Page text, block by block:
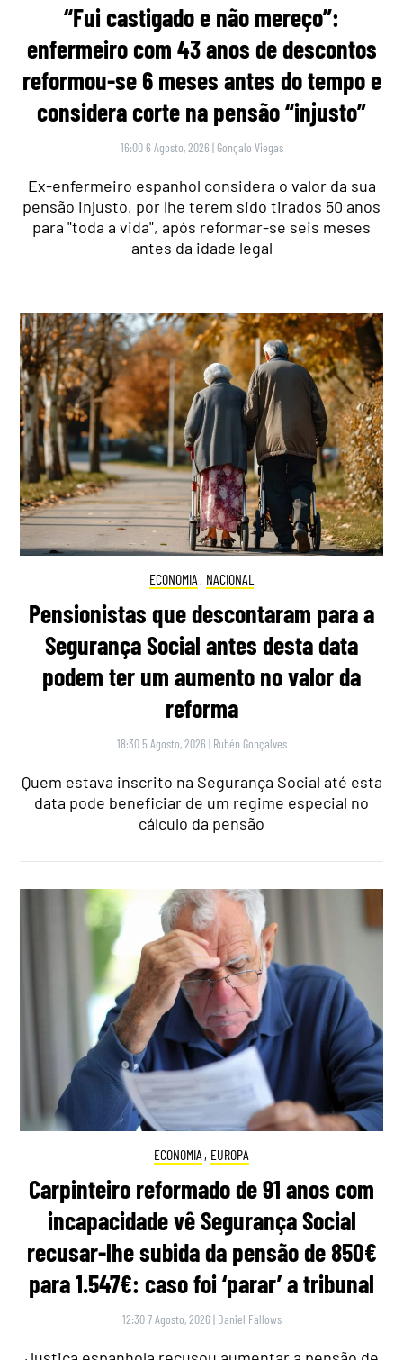
“Fui castigado e não mereço”:
enfermeiro com 43 anos de descontos
reformou-se 6 meses antes do tempo e
considera corte na pensão “injusto”
16:00 6 Agosto, 2026 | Gonçalo Viegas
Ex-enfermeiro espanhol considera o valor da sua
pensão injusto, por lhe terem sido tirados 50 anos
para "toda a vida", após reformar-se seis meses
antes da idade legal
ECONOMIA , NACIONAL
Pensionistas que descontaram para a
Segurança Social antes desta data
podem ter um aumento no valor da
reforma
18:30 5 Agosto, 2026 | Rubén Gonçalves
Quem estava inscrito na Segurança Social até esta
data pode beneficiar de um regime especial no
cálculo da pensão
ECONOMIA , EUROPA
Carpinteiro reformado de 91 anos com
incapacidade vê Segurança Social
recusar-lhe subida da pensão de 850€
para 1.547€: caso foi ‘parar’ a tribunal
12:30 7 Agosto, 2026 | Daniel Fallows